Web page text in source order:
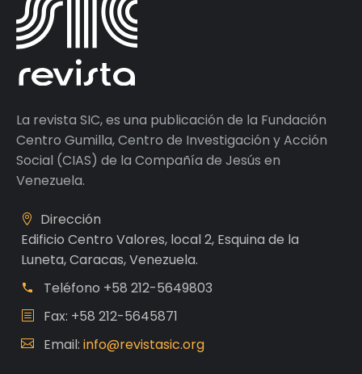
La revista SIC, es una publicación de la Fundación
Centro Gumilla, Centro de Investigación y Acción
Social (CIAS) de la Compañía de Jesús en
Venezuela.
Dirección
Edificio Centro Valores, local 2, Esquina de la
Luneta, Caracas, Venezuela.
Teléfono +58 212-5649803
Fax: +58 212-5645871
Email: info@revistasic.org